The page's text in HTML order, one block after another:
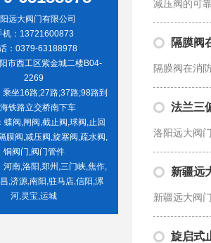
远大阀门有限公司
机：13721600873
：0379-63188978
市西工区紫金城二楼B04-
2269
乘坐16路;27路;37路;98路到
铁路立交桥南下车
蝶阀,闸阀,截止阀,球阀,止回
膜阀,减压阀,旋塞阀,疏水阀,
铜阀门,阀门管件
河南,洛阳,郑州,三门峡,焦作,
,济源,南阳,驻马店,信阳,漯
河,灵宝,运城
减压阀的可
隔膜阀
隔膜阀在消
法兰三
洛阳远大阀
新疆远
新疆远大阀
旋启式